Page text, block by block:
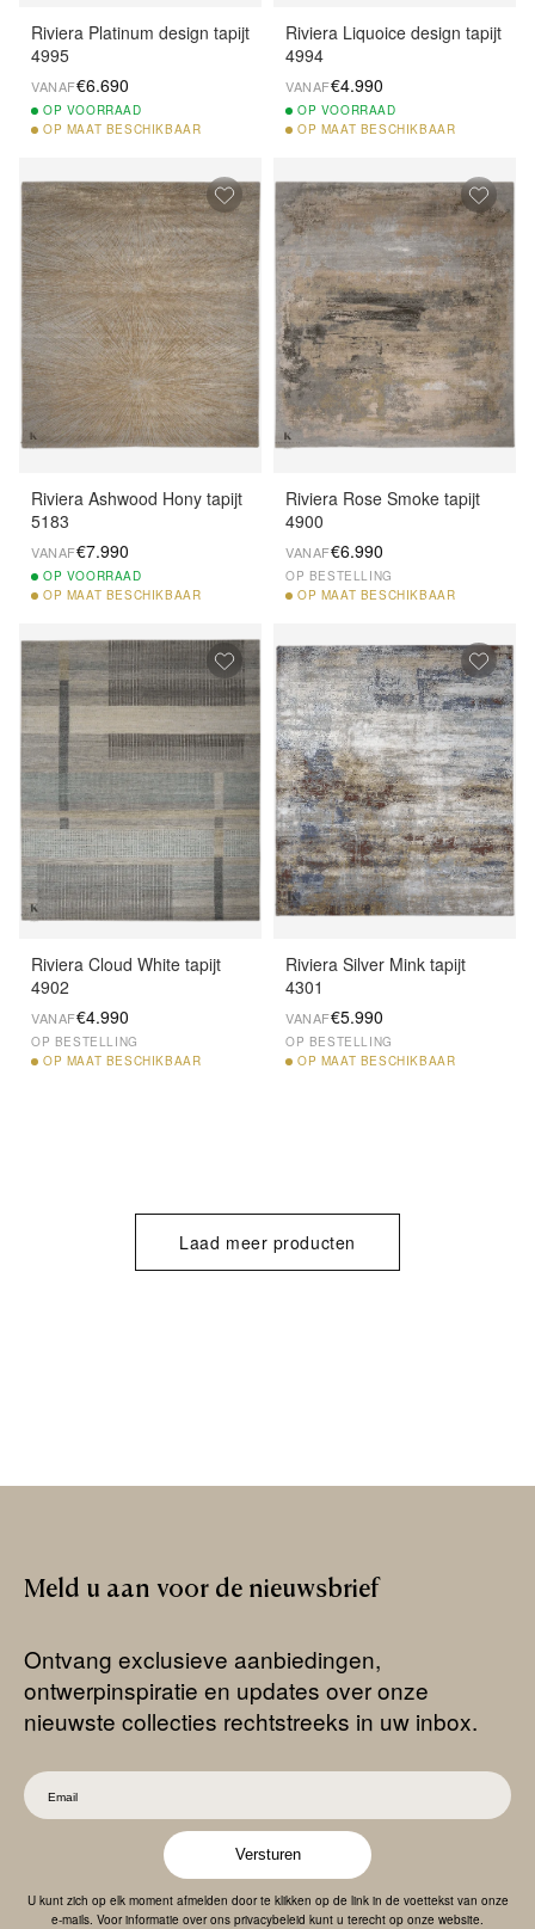
Riviera Platinum design tapijt
4995
VANAF€6.690
OP VOORRAAD
OP MAAT BESCHIKBAAR
Riviera Liquoice design tapijt
4994
VANAF€4.990
OP VOORRAAD
OP MAAT BESCHIKBAAR
Riviera Ashwood Hony tapijt
5183
VANAF€7.990
OP VOORRAAD
OP MAAT BESCHIKBAAR
Riviera Rose Smoke tapijt
4900
VANAF€6.990
OP BESTELLING
OP MAAT BESCHIKBAAR
Riviera Cloud White tapijt
4902
VANAF€4.990
OP BESTELLING
OP MAAT BESCHIKBAAR
Riviera Silver Mink tapijt
4301
VANAF€5.990
OP BESTELLING
OP MAAT BESCHIKBAAR
Laad meer producten
Meld u aan voor de nieuwsbrief
Ontvang exclusieve aanbiedingen,
ontwerpinspiratie en updates over onze
nieuwste collecties rechtstreeks in uw inbox.
Versturen
U kunt zich op elk moment afmelden door te klikken op de link in de voettekst van onze
e-mails. Voor informatie over ons privacybeleid kunt u terecht op onze website.